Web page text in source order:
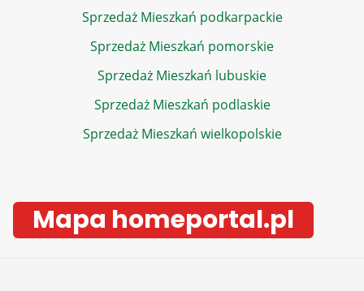
Sprzedaż Mieszkań podkarpackie
Sprzedaż Mieszkań pomorskie
Sprzedaż Mieszkań lubuskie
Sprzedaż Mieszkań podlaskie
Sprzedaż Mieszkań wielkopolskie
Mapa homeportal.pl